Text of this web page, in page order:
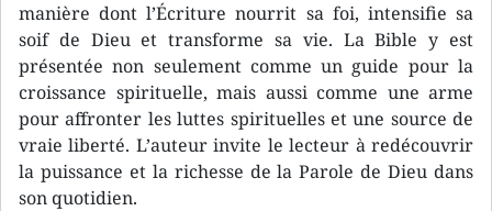
manière dont l’Écriture nourrit sa foi, intensifie sa
soif de Dieu et transforme sa vie. La Bible y est
présentée non seulement comme un guide pour la
croissance spirituelle, mais aussi comme une arme
pour affronter les luttes spirituelles et une source de
vraie liberté. L’auteur invite le lecteur à redécouvrir
la puissance et la richesse de la Parole de Dieu dans
son quotidien.